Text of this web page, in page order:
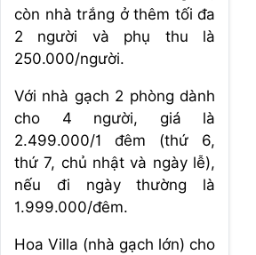
còn nhà trắng ở thêm tối đa
2 người và phụ thu là
250.000/người.
Với nhà gạch 2 phòng dành
cho 4 người, giá là
2.499.000/1 đêm (thứ 6,
thứ 7, chủ nhật và ngày lễ),
nếu đi ngày thường là
1.999.000/đêm.
Hoa Villa (nhà gạch lớn) cho